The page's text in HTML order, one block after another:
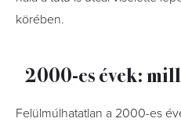
körében.
2000-es évek:
Felülmúlhatatlan a 2000-es